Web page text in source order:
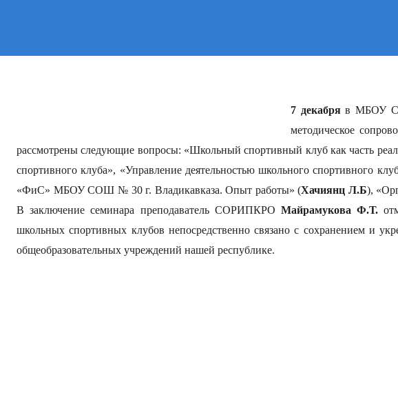
7 декабряв МБОУ
методическое
рассмотрены следующие вопросы: «Школьный спортивный клуб как часть
спортивного клуба», «Управление деятельностью школьного спортивного
«ФиС» МБОУ СОШ № 30 г. Владикавказа. Опыт работы» (Хачиянц Л.Б),
В заключение семинара преподаватель СОРИПКРО Майрамукова Ф.Т.
школьных спортивных клубов непосредственно связано с сохранением и
общеобразовательных учреждений нашей республике.